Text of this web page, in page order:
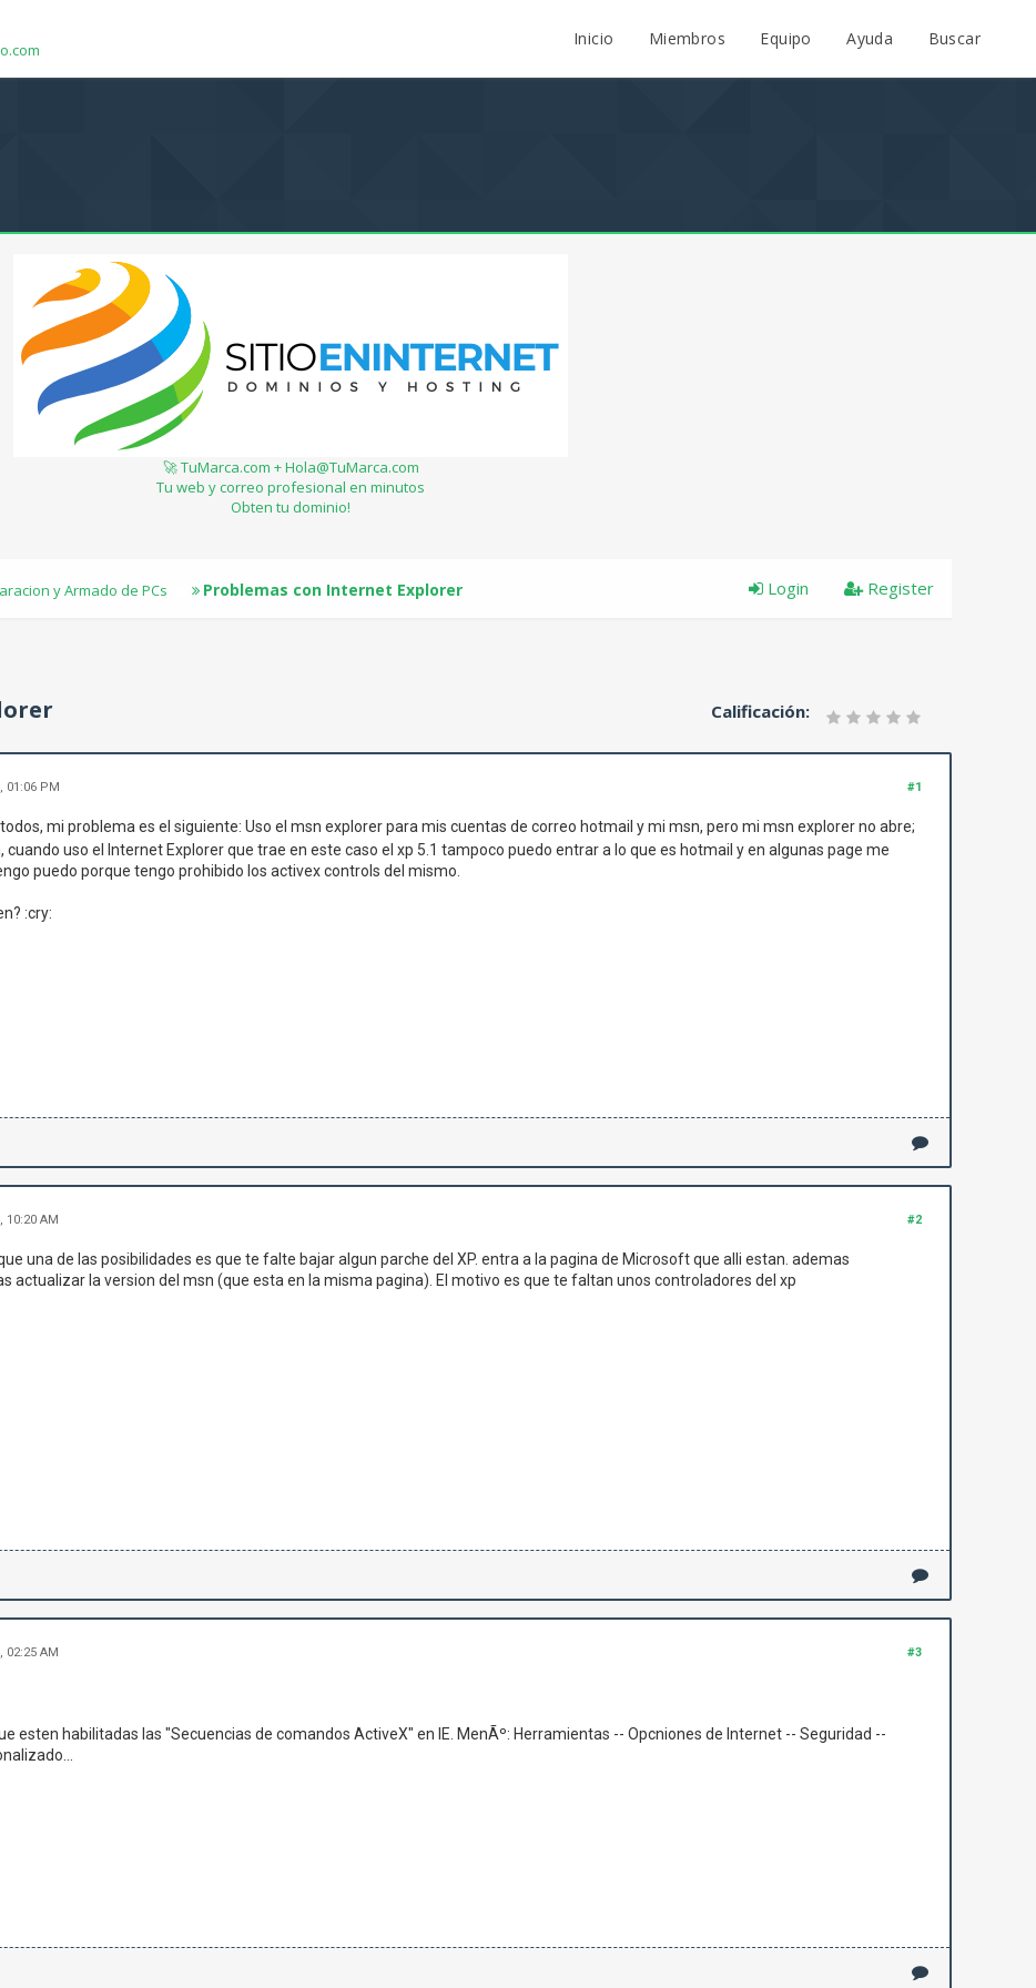
Inicio Miembros Equipo Ayuda Buscar
🚀 TuMarca.com + Hola@TuMarca.com
Tu web y correo profesional en minutos
Obten tu dominio!
y Armado de PCs Problemas con Internet Explorer Register
Login
Calificación:
#1
01:06 PM
mi problema es el siguiente: Uso el msn explorer para mis cuentas de correo hotmail y mi msn, pero mi msn explorer no abre;
cuando uso el Internet Explorer que trae en este caso el xp 5.1 tampoco puedo entrar a lo que es hotmail y en algunas page me
puedo porque tengo prohibido los activex controls del mismo.
:cry:
#2
10:20 AM
una de las posibilidades es que te falte bajar algun parche del XP. entra a la pagina de Microsoft que alli estan. ademas
actualizar la version del msn (que esta en la misma pagina). El motivo es que te faltan unos controladores del xp
#3
02:25 AM
esten habilitadas las "Secuencias de comandos ActiveX" en IE. MenÃº: Herramientas -- Opcniones de Internet -- Seguridad --